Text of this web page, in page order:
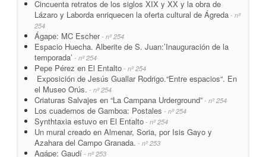
Cincuenta retratos de los siglos XIX y XX y la obra de
Lázaro y Laborda enriquecen la oferta cultural de Ágreda - nº
254
Ágape: MC Escher- nº 254
Espacio Huecha. Alberite de S. Juan:’Inauguración de la
temporada’ - nº 254
Pepe Pérez en El Entalto - nº 254
Exposición de Jesús Guallar Rodrigo.“Entre espacios“. En
el Museo Orús. - nº 254
Criaturas Salvajes en “La Campana Urderground” - nº 254
Los cuadernos de Gamboa: Postales - nº 254
Synthtaxia estuvo en El Entalto - nº 254
Un mural creado en Almenar, Soria, por Isis Gayo y
Azahara del Campo Granada. - nº 253
Agápe: Gaudí - nº 253